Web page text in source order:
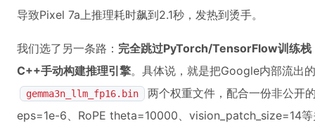
导致Pixel 7a上推理耗时飙到2.1秒，发热到烫手。
我们选了另一条路： 完全跳过PyTorch/TensorFlow训练
C++手动构建推理引擎。具体说，就是把Google内部流出的
gemma3n_llm_fp16.bin
两个权重文件，配合一份非公开
eps=1e-6、RoPE theta=10000、vision_patch_size=14等